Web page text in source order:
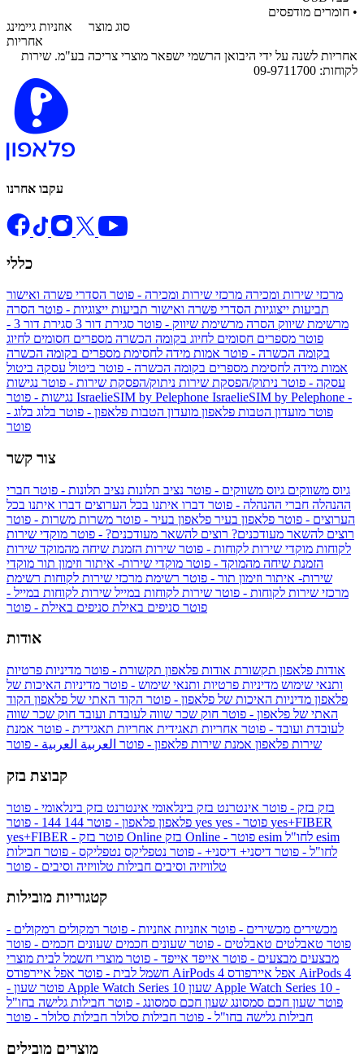
• חומרים מודפסים
סוג מוצר אוזניות גיימינג
אחריות
אחריות לשנה על ידי היבואן הרשמי ישפאר מוצרי צריכה בע"מ. שירות
לקוחות: 09-9711700
עקבו אחרנו
כללי
מרכזי שירות ומכירה מרכזי שירות ומכירה - פוטר הסדרי פשרה ואישור
תביעות ייצוגיות הסדרי פשרה ואישור תביעות ייצוגיות - פוטר הסרה
מרשימת שיווק הסרה מרשימת שיווק - פוטר סגירת דור 3
סגירת דור 3 -
פוטר מספרים חסומים לחיוג בקומה הכשרה מספרים חסומים לחיוג
בקומה הכשרה - פוטר אמות מידה לחסימת מספרים בקומה הכשרה
אמות מידה לחסימת מספרים בקומה הכשרה - פוטר ביטול עסקה ביטול
עסקה - פוטר ניתוק/הפסקת שירות ניתוק/הפסקת שירות - פוטר נגישות
IsraelieSIM by Pelephone IsraelieSIM by Pelephone -
פוטר מועדון הטבות פלאפון מועדון הטבות פלאפון - פוטר בלוג בלוג -
פוטר
צור קשר
גיוס משווקים גיוס משווקים - פוטר נציב תלונות נציב תלונות - פוטר חברי
ההנהלה חברי ההנהלה - פוטר דברו איתנו בכל הערוצים דברו איתנו בכל
הערוצים - פוטר פלאפון בעיר פלאפון בעיר - פוטר משרות משרות - פוטר
רוצים להשאר מעודכנים? רוצים להשאר מעודכנים? - פוטר מוקדי שירות
לקוחות מוקדי שירות לקוחות - פוטר שירות הזמנת שיחה מהמוקד שירות
הזמנת שיחה מהמוקד - פוטר מוקדי שירות- איתור וזימון תור מוקדי
שירות- איתור וזימון תור - פוטר רשימת מרכזי שירות לקוחות רשימת
מרכזי שירות לקוחות - פוטר שירות לקוחות במייל שירות לקוחות במייל -
פוטר סניפים באילת סניפים באילת - פוטר
אודות
אודות פלאפון תקשורת אודות פלאפון תקשורת - פוטר מדיניות פרטיות
ותנאי שימוש מדיניות פרטיות ותנאי שימוש - פוטר מדיניות האיכות של
פלאפון מדיניות האיכות של פלאפון - פוטר הקוד האתי של פלאפון הקוד
האתי של פלאפון - פוטר חוק שכר שווה לעובדת ועובד חוק שכר שווה
לעובדת ועובד - פוטר אחריות תאגידית אחריות תאגידית - פוטר אמנת
שירות פלאפון אמנת שירות פלאפון - פוטר العربية العربية - פוטר
קבוצת בזק
בזק בזק - פוטר אינטרנט בזק בינלאומי אינטרנט בזק בינלאומי - פוטר
פלאפון פלאפון - פוטר 144 yes
yes+FIBER
yes+FIBER - פוטר בזק Online
esim
לחו"ל - פוטר דיסני+ דיסני+ - פוטר נטפליקס נטפליקס - פוטר חבילות
טלוויזיה וסיבים חבילות טלוויזיה וסיבים - פוטר
קטגוריות מובילות
מכשירים מכשירים - פוטר אוזניות אוזניות - פוטר רמקולים רמקולים -
פוטר טאבלטים טאבלטים - פוטר שעונים חכמים שעונים חכמים - פוטר
מבצעים מבצעים - פוטר אייפד אייפד - פוטר מוצרי חשמל לבית מוצרי
חשמל לבית - פוטר אפל איירפודס AirPods 4 אפל איירפודס AirPods 4
- פוטר שעון Apple Watch Series 10 שעון Apple Watch Series 10 -
פוטר שעון חכם סמסונג שעון חכם סמסונג - פוטר חבילות גלישה בחו"ל
חבילות גלישה בחו"ל - פוטר חבילות סלולר חבילות סלולר - פוטר
מוצרים מובילים